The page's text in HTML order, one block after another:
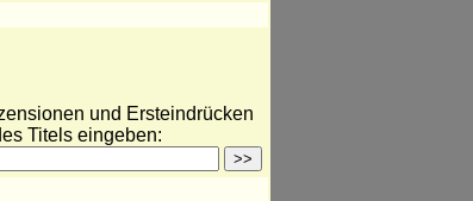
und Ersteindrücken
Titels eingeben: